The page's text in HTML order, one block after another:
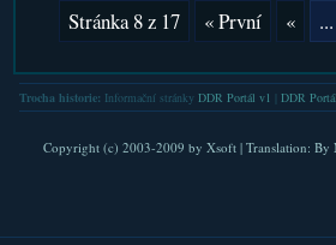
Stránka 8 z 17
« První « ...
Trocha historie: Informační stránky DDR Portál v1 DDR
Copyright (c) 2003-2009 by Xsoft| Translation: By